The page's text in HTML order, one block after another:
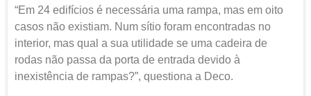
“Em 24 edifícios é necessária uma rampa, mas em oito
casos não existiam. Num sítio foram encontradas no
interior, mas qual a sua utilidade se uma cadeira de
rodas não passa da porta de entrada devido à
inexistência de rampas?”, questiona a Deco.